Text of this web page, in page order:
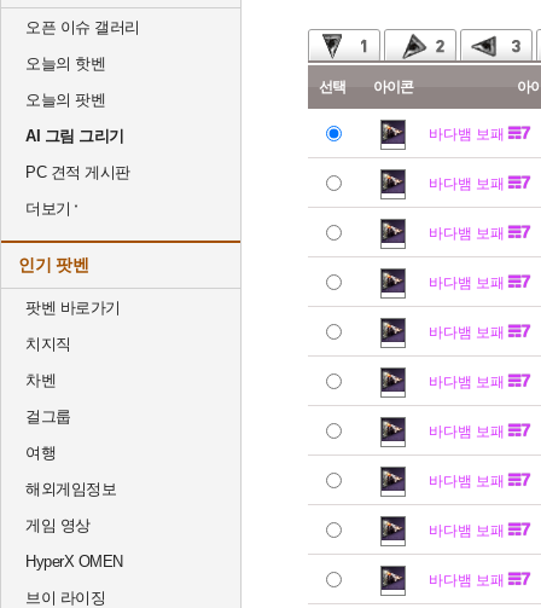
오픈 이슈 갤러리
오늘의 핫벤
오늘의 팟벤
AI 그림 그리기
PC 견적 게시판
더보기
인기 팟벤
팟벤 바로가기
치지직
차벤
걸그룹
여행
해외게임정보
게임 영상
HyperX OMEN
브이 라이징
선택 아이콘 아
바다뱀 보패
바다뱀 보패
바다뱀 보패
바다뱀 보패
바다뱀 보패
바다뱀 보패
바다뱀 보패
바다뱀 보패
바다뱀 보패
바다뱀 보패